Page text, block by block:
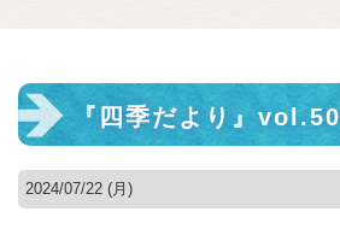
『四季だより』vol.50
2024/07/22 (月)